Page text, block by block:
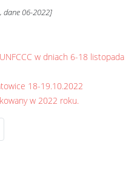
dane 06-2022]
w dniach 6-18 listopada
18-19.10.2022
w 2022 roku.